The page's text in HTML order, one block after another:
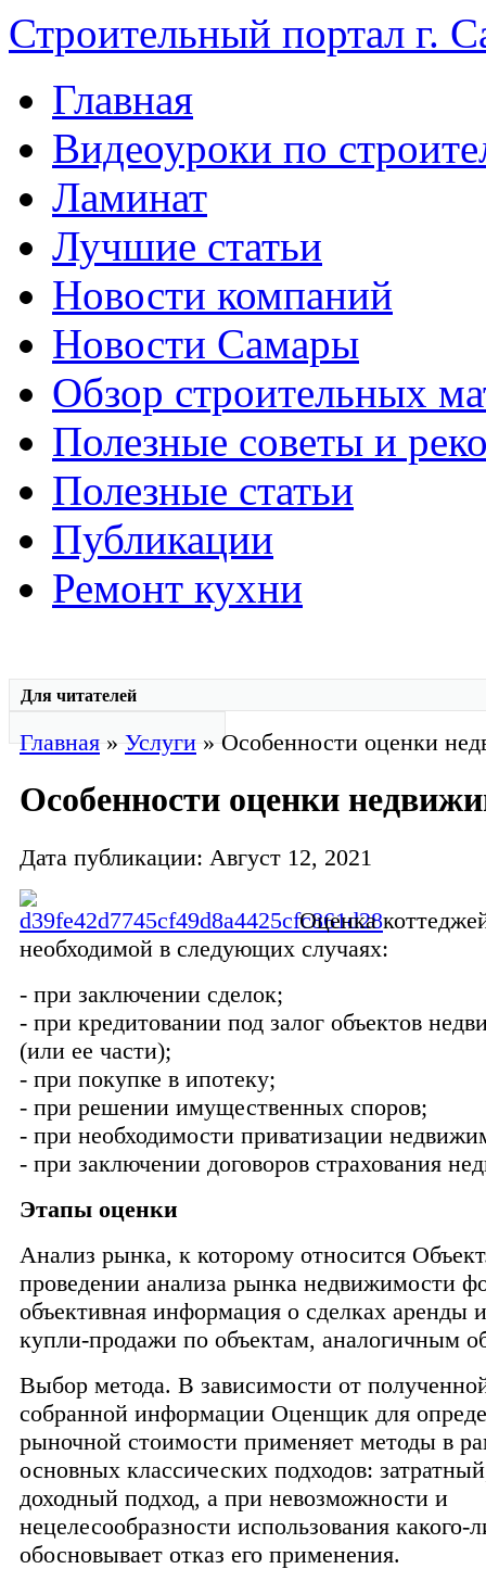
Строительный портал г.
Главная
Видеоуроки по
Ламинат
Лучшие статьи
Новости компаний
Новости Самары
Обзор строительных
Полезные советы и
Полезные статьи
Публикации
Ремонт кухни
Для читателей
Главная»Услуги» Особенности оценки
Особенности оценки
Дата публикации: Август 12, 2021
Оценка
необходимой в следующих случаях:
- при заключении сделок;
- при кредитовании под залог объектов
(или ее части);
- при покупке в ипотеку;
- при решении имущественных споров;
- при необходимости приватизации
- при заключении договоров страхования
Этапы оценки
Анализ рынка, к которому относится
проведении анализа рынка недвижимости
объективная информация о сделках аренды
купли-продажи по объектам, аналогичным
Выбор метода. В зависимости от
собранной информации Оценщик для
рыночной стоимости применяет методы в
основных классических подходов:
доходный подход, а при невозможности и
нецелесообразности использования какого-
обосновывает отказ его применения.